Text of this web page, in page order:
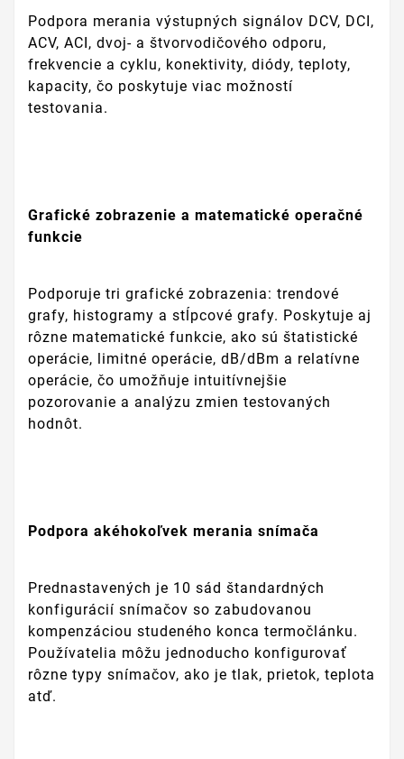
Podpora merania výstupných signálov DCV, DCI,
ACV, ACI, dvoj- a štvorvodičového odporu,
frekvencie a cyklu, konektivity, diódy, teploty,
kapacity, čo poskytuje viac možností
testovania.
Grafické zobrazenie a matematické operačné
funkcie
Podporuje tri grafické zobrazenia: trendové
grafy, histogramy a stĺpcové grafy. Poskytuje aj
rôzne matematické funkcie, ako sú štatistické
operácie, limitné operácie, dB/dBm a relatívne
operácie, čo umožňuje intuitívnejšie
pozorovanie a analýzu zmien testovaných
hodnôt.
Podpora akéhokoľvek merania snímača
Prednastavených je 10 sád štandardných
konfigurácií snímačov so zabudovanou
kompenzáciou studeného konca termočlánku.
Používatelia môžu jednoducho konfigurovať
rôzne typy snímačov, ako je tlak, prietok, teplota
atď.